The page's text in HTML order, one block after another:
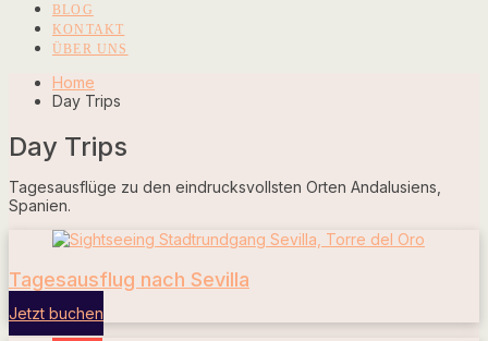
BLOG
KONTAKT
ÜBER UNS
Home
Day Trips
Day Trips
Tagesausflüge zu den eindrucksvollsten Orten Andalusiens,
Spanien.
Tagesausflug nach Sevilla
Jetzt buchen